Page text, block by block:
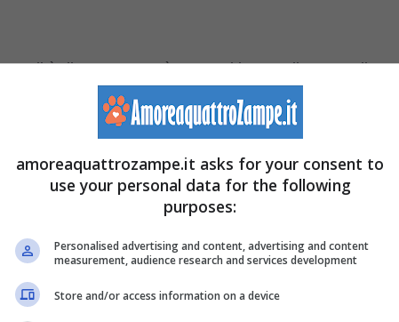
qualità di esperto potrà metterci in guardia su quali
si tratta solo di piccoli accorgimenti, ma che
se il nostro cane decidesse all’improvviso di
nulla! Ma vi sono dellestanze della casa
bambino che entra in una cucina ad esempio. Quali
amoreaquattrozampe.it asks for your consent to
use your personal data for the following
purposes:
Personalised advertising and content, advertising and content
measurement, audience research and services development
Store and/or access information on a device